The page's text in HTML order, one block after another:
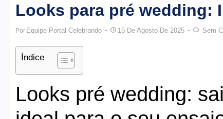
Looks para pré wedding:
Por Equipe Portal Celebrando 15 De Agosto De 2025 Sem
Índice
Looks pré wedding: